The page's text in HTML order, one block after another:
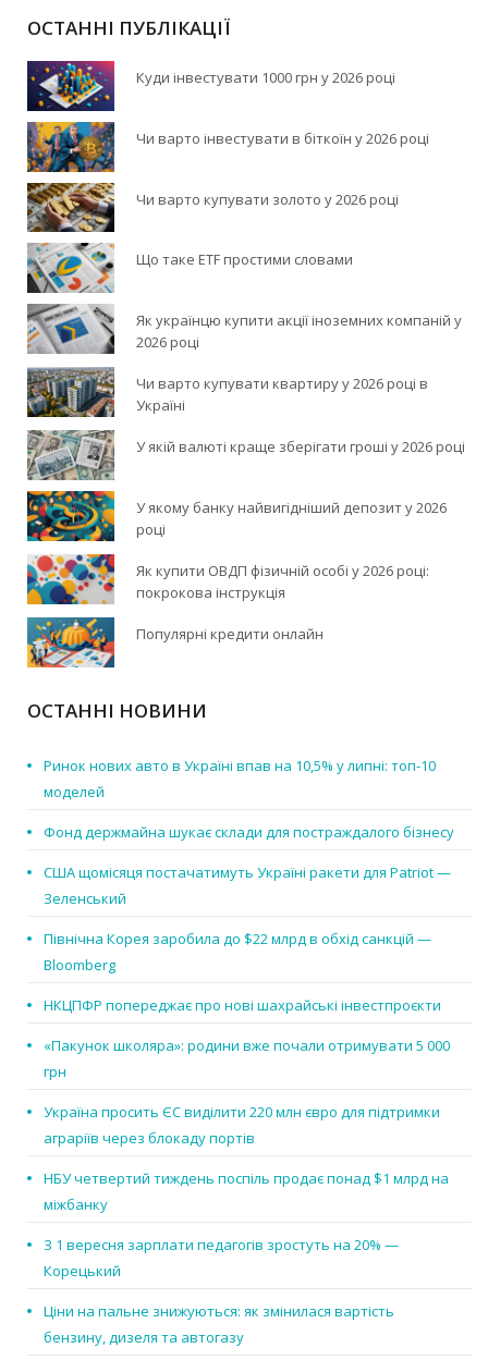
ОСТАННІ ПУБЛІКАЦІЇ
Куди інвестувати 1000 грн у 2026 році
Чи варто інвестувати в біткоїн у 2026 році
Чи варто купувати золото у 2026 році
Що таке ETF простими словами
Як українцю купити акції іноземних компаній у
2026 році
Чи варто купувати квартиру у 2026 році в
Україні
У якій валюті краще зберігати гроші у 2026 році
У якому банку найвигідніший депозит у 2026
році
Як купити ОВДП фізичній особі у 2026 році:
покрокова інструкція
Популярні кредити онлайн
ОСТАННІ НОВИНИ
Ринок нових авто в Україні впав на 10,5% у липні: топ-10
моделей
Фонд держмайна шукає склади для постраждалого бізнесу
США щомісяця постачатимуть Україні ракети для Patriot —
Зеленський
Північна Корея заробила до $22 млрд в обхід санкцій —
Bloomberg
НКЦПФР попереджає про нові шахрайські інвестпроєкти
«Пакунок школяра»: родини вже почали отримувати 5 000
грн
Україна просить ЄС виділити 220 млн євро для підтримки
аграріїв через блокаду портів
НБУ четвертий тиждень поспіль продає понад $1 млрд на
міжбанку
З 1 вересня зарплати педагогів зростуть на 20% —
Корецький
Ціни на пальне знижуються: як змінилася вартість
бензину, дизеля та автогазу